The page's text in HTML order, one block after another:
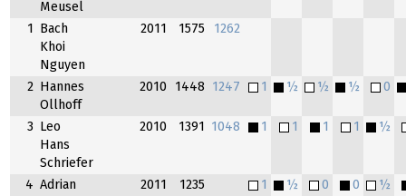
Meusel
1
Bach
Khoi
Nguyen
2011 1575 1262
2
Hannes
Ollhoff
2010 1448 1247 1 ½ ½ ½ 0
3
Leo
Hans
Schriefer
2010 1391 1048 1 1 1 1 ½
4 Adrian
2011 1235 1 ½ 0 0 ½